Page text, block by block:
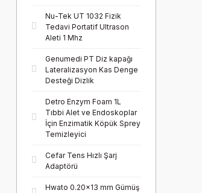
Nu-Tek UT 1032 Fizik
Tedavi Portatif Ultrason
Aleti 1 Mhz
Genumedi PT Diz kapağı
Lateralizasyon Kas Denge
Desteği Dizlik
Detro Enzym Foam 1L
Tıbbi Alet ve Endoskoplar
İçin Enzimatik Köpük Sprey
Temizleyici
Cefar Tens Hızlı Şarj
Adaptörü
Hwato 0.20x13 mm Gümüş